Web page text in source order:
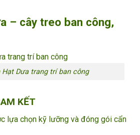
– cây treo ban công,
Hạt Dưa trang trí ban công
KẾT
lựa chọn kỹ lưỡng và đóng gói cẩn